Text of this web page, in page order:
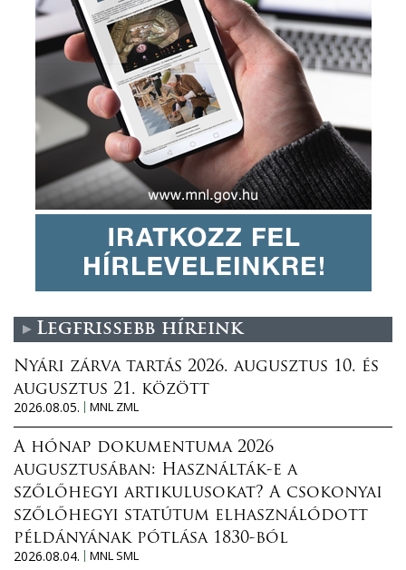
Legfrissebb híreink
Nyári zárva tartás 2026. augusztus 10. és
augusztus 21. között
2026.08.05.
MNL ZML
A hónap dokumentuma 2026
augusztusában: Használták-e a
szőlőhegyi artikulusokat? A csokonyai
szőlőhegyi statútum elhasználódott
példányának pótlása 1830-ból
2026.08.04.
MNL SML